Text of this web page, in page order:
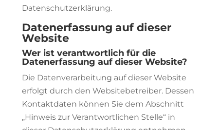
Datenschutzerklärung.
Datenerfassung auf dieser
Website
Wer ist verantwortlich für die
Datenerfassung auf dieser Website?
Die Datenverarbeitung auf dieser Website
erfolgt durch den Websitebetreiber. Dessen
Kontaktdaten können Sie dem Abschnitt
„Hinweis zur Verantwortlichen Stelle“ in